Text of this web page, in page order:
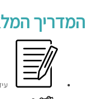
המדריך